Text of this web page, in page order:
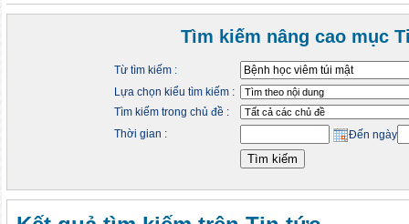
Tìm kiếm nâng cao mục
Từ tìm kiếm :
Lựa chọn kiểu tìm kiếm :
Tìm kiếm trong chủ đề :
Thời gian :
Đến ngày